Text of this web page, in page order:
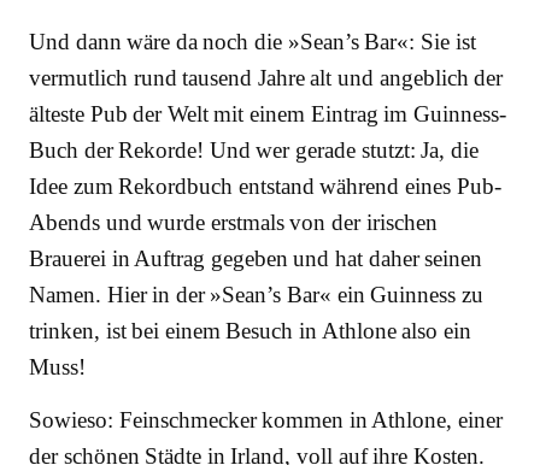
Und dann wäre da noch die »Sean’s Bar«: Sie ist
vermutlich rund tausend Jahre alt und angeblich der
älteste Pub der Welt mit einem Eintrag im Guinness-
Buch der Rekorde! Und wer gerade stutzt: Ja, die
Idee zum Rekordbuch entstand während eines Pub-
Abends und wurde erstmals von der irischen
Brauerei in Auftrag gegeben und hat daher seinen
Namen. Hier in der »Sean’s Bar« ein Guinness zu
trinken, ist bei einem Besuch in Athlone also ein
Muss!
Sowieso: Feinschmecker kommen in Athlone, einer
der schönen Städte in Irland, voll auf ihre Kosten.